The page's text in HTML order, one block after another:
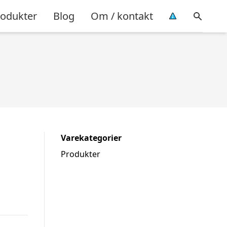
Blog Om / kontakt
Varekategorier
Produkter